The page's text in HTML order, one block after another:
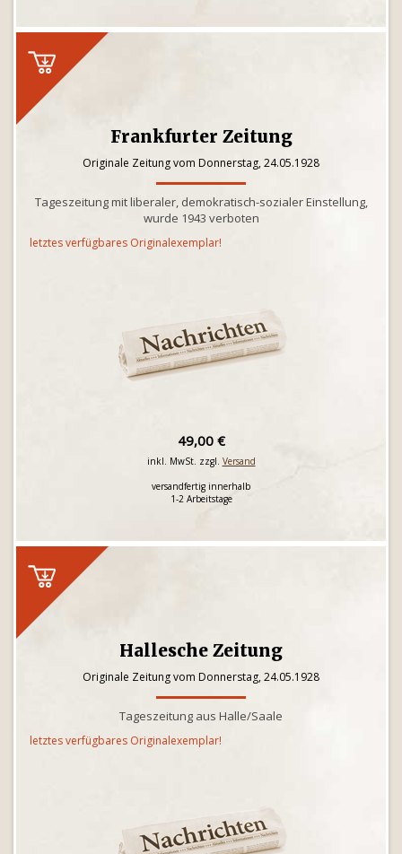
Frankfurter Zeitung
Originale Zeitung vom Donnerstag, 24.05.1928
Tageszeitung mit liberaler, demokratisch-sozialer Einstellung,
wurde 1943 verboten
letztes verfügbares Originalexemplar!
49,00 €
inkl. MwSt. zzgl. Versand
versandfertig innerhalb
1-2 Arbeitstage
Hallesche Zeitung
Originale Zeitung vom Donnerstag, 24.05.1928
Tageszeitung aus Halle/Saale
letztes verfügbares Originalexemplar!